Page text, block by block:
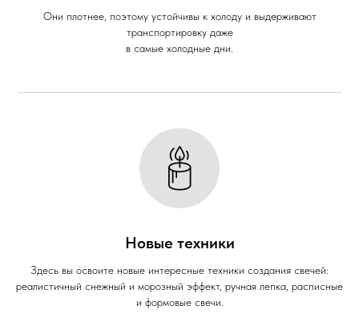
Они плотнее, поэтому устойчивы к холоду и выдерживают
транспортировку даже
в самые холодные дни.
Новые техники
Здесь вы освоите новые интересные техники создания свечей:
реалистичный снежный и морозный эффект, ручная лепка, расписные
и формовые свечи.